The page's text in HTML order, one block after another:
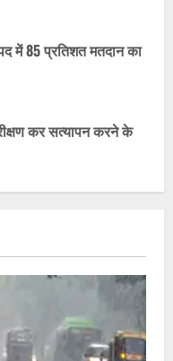
में 85 प्रतिशत मतदान का
कर सत्यापन करने के